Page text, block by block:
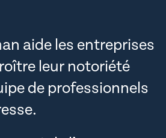
aide les entreprises
leur notoriété
de professionnels